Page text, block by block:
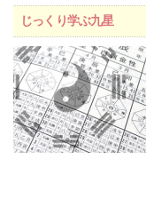
じっくり学ぶ九星